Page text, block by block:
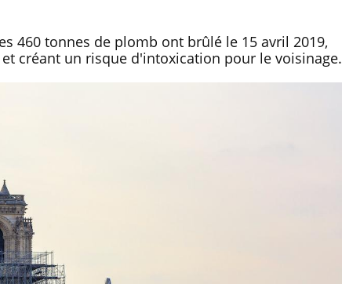
460 tonnes de plomb ont brûlé le 15 avril 2019,
créant un risque d'intoxication pour le voisinage.